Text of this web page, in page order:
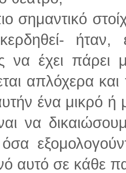
σημαντικό
ήταν,
να έχει πάρει
απλόχερα και
ένα μικρό ή
να
αυτό σε κάθε